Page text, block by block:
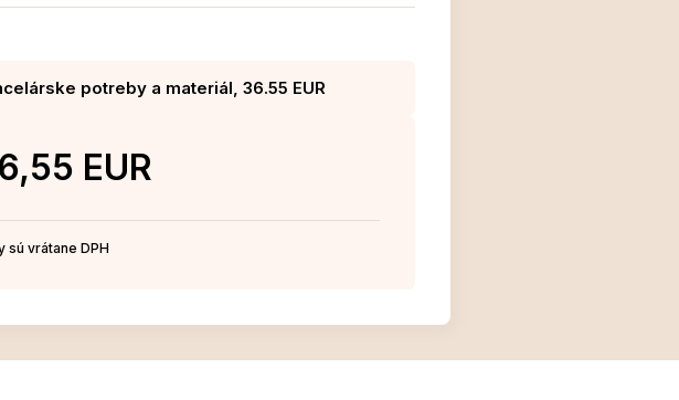
potreby a materiál, 36.55 EUR
EUR
sú vrátane DPH